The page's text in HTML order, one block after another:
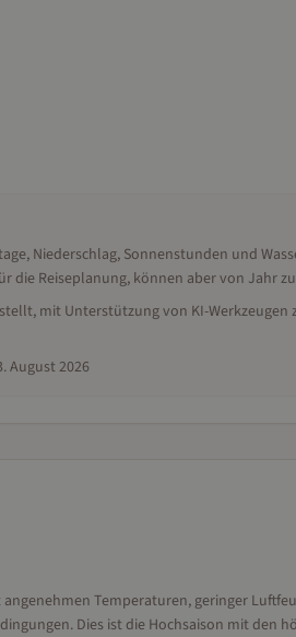
Niederschlag, Sonnenstunden und
die Reiseplanung, können aber von Jahr
mit Unterstützung von KI-
August 2026
Temperaturen, geringer
Dies ist die Hochsaison mit den